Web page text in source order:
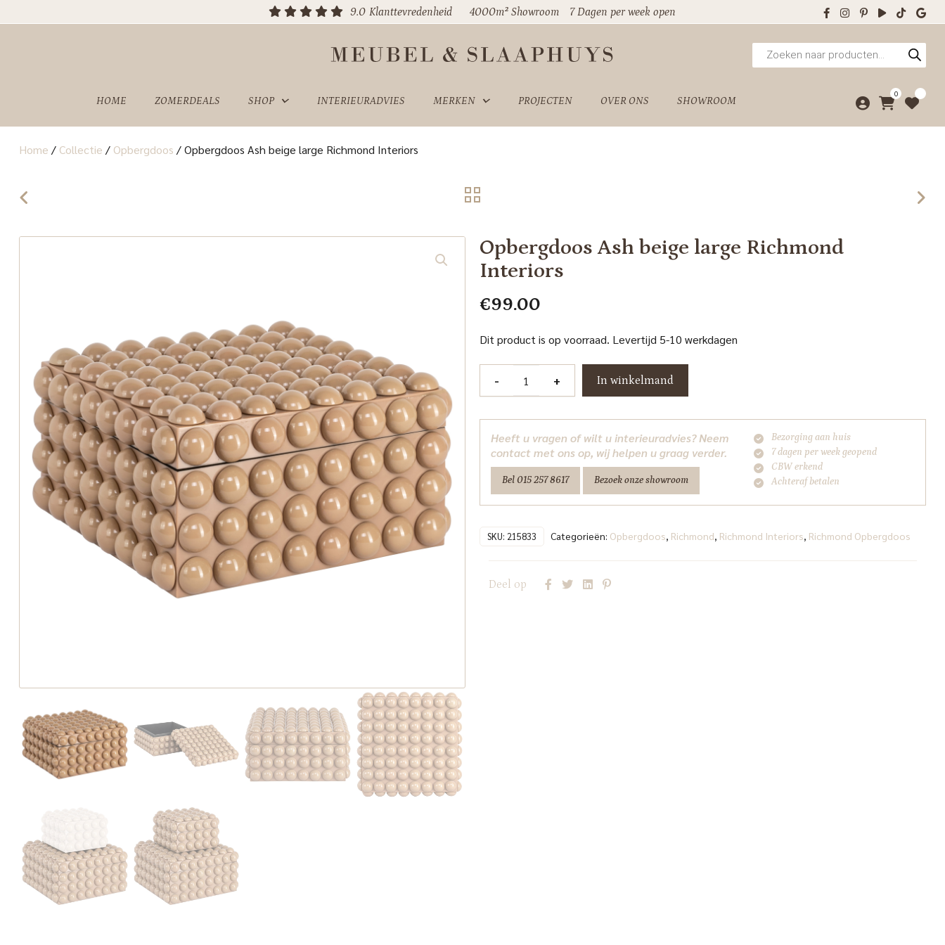
9.0 Klanttevredenheid 4000m² Showroom 7 Dagen per week open
Producten
zoeken
HOME ZOMERDEALS SHOP INTERIEURADVIES MERKEN PROJECTEN OVER ONS SHOWROOM
0
SHOWROOM
Home / Collectie / Opbergdoos /Opbergdoos Ash beige large Richmond Interiors
Opbergdoos Ash beige large Richmond
Interiors
€99.00
Dit product is op voorraad. Levertijd 5-10 werkdagen
-
Richmond
Interiors
aantal
+ In winkelmand
Heeft u vragen of wilt u interieuradvies? Neem
contact met ons op, wij helpen u graag verder.
Bel 015 257 8617 Bezoek onze showroom
Bezorging aan huis
7 dagen per week geopend
CBW erkend
Achteraf betalen
SKU: 215833 Categorieën: Opbergdoos, Richmond, Richmond Interiors, Richmond Opbergdoos
Deel op